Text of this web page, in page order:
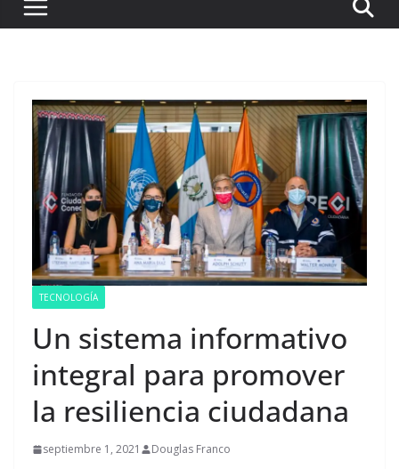
TECNOLOGÍA
Un sistema informativo
integral para promover
la resiliencia ciudadana
septiembre 1, 2021 Douglas Franco